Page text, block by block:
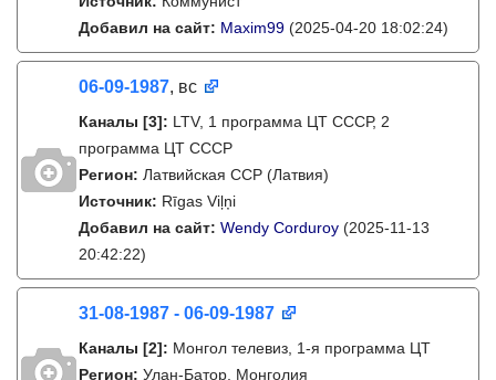
Добавил на сайт: Maxim99 (2025-04-20 18:02:24)
06-09-1987, вс
Каналы [3]: LTV, 1 программа ЦТ СССР, 2
программа ЦТ СССР
Регион: Латвийская ССР (Латвия)
Источник: Rīgas Viļņi
Добавил на сайт: Wendy Corduroy (2025-11-13
20:42:22)
31-08-1987 - 06-09-1987
Каналы [2]: Монгол телевиз, 1-я программа ЦТ
Регион: Улан-Батор, Монголия